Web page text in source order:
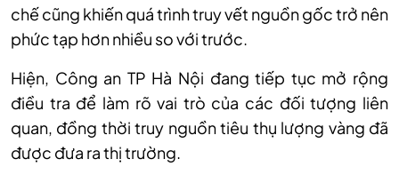
chế cũng khiến quá trình truy vết nguồn gốc trở nên
phức tạp hơn nhiều so với trước.
Hiện, Công an TP Hà Nội đang tiếp tục mở rộng
điều tra để làm rõ vai trò của các đối tượng liên
quan, đồng thời truy nguồn tiêu thụ lượng vàng đã
được đưa ra thị trường.